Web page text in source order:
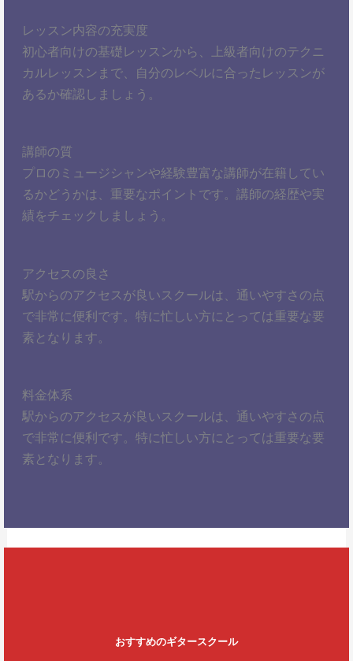
レッスン内容の充実度
初心者向けの基礎レッスンから、上級者向けのテクニ
カルレッスンまで、自分のレベルに合ったレッスンが
あるか確認しましょう。
講師の質
プロのミュージシャンや経験豊富な講師が在籍してい
るかどうかは、重要なポイントです。講師の経歴や実
績をチェックしましょう。
アクセスの良さ
駅からのアクセスが良いスクールは、通いやすさの点
で非常に便利です。特に忙しい方にとっては重要な要
素となります。
料金体系
駅からのアクセスが良いスクールは、通いやすさの点
で非常に便利です。特に忙しい方にとっては重要な要
素となります。
おすすめのギタースクール